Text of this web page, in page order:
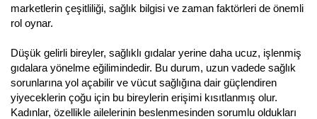
marketlerin çeşitliliği, sağlık bilgisi ve zaman faktörleri de önemli
rol oynar.
Düşük gelirli bireyler, sağlıklı gıdalar yerine daha ucuz, işlenmiş
gıdalara yönelme eğilimindedir. Bu durum, uzun vadede sağlık
sorunlarına yol açabilir ve vücut sağlığına dair güçlendiren
yiyeceklerin çoğu için bu bireylerin erişimi kısıtlanmış olur.
Kadınlar, özellikle ailelerinin beslenmesinden sorumlu oldukları